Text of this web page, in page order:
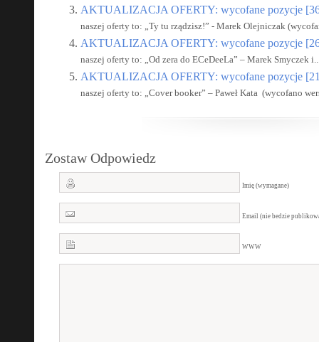
AKTUALIZACJA OFERTY: wycofane pozycje
naszej oferty to: „Ty tu rządzisz!” - Marek Olejniczak
AKTUALIZACJA OFERTY: wycofane pozycje
naszej oferty to: „Od zera do ECeDeeLa” – Marek Smyczek
AKTUALIZACJA OFERTY: wycofane pozycje
naszej oferty to: „Cover booker” – Paweł Kata (wycofano
Zostaw Odpowiedz
Imię (wymagane)
Email (nie bedzie
WWW